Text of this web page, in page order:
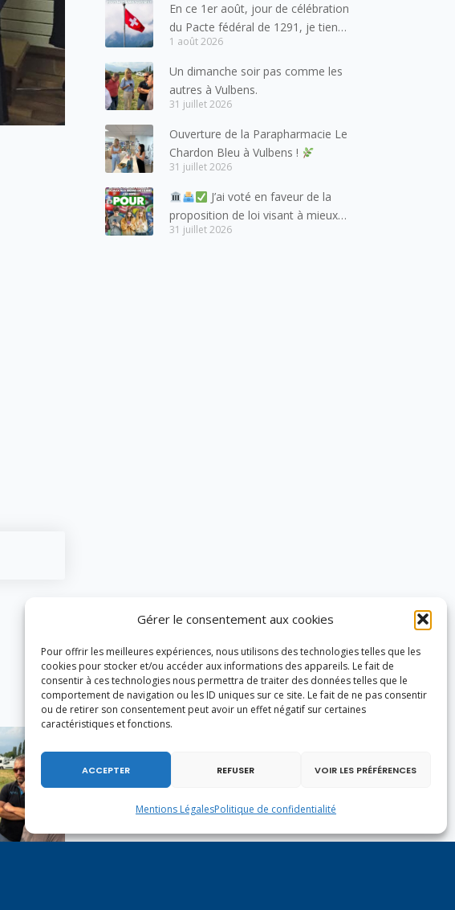
Gérer le consentement aux cookies
Pour offrir les meilleures expériences, nous utilisons des technologies telles que les
cookies pour stocker et/ou accéder aux informations des appareils. Le fait de
consentir à ces technologies nous permettra de traiter des données telles que le
comportement de navigation ou les ID uniques sur ce site. Le fait de ne pas consentir
ou de retirer son consentement peut avoir un effet négatif sur certaines
caractéristiques et fonctions.
ACCEPTER REFUSER VOIR LES PRÉFÉRENCES
Mentions LégalesPolitique de confidentialité
En ce 1er août, jour de célébration
du Pacte fédéral de 1291, je tiens
à adresser mes meilleures
salutations à nos voisins et amis
suisses, et plus particulièrement
aux habitants du bassin genevois
lesquels la Haute-Savoie
entretient des liens étroits et
quotidiens.
1 août 2026
Un dimanche soir pas comme les
autres à Vulbens.
31 juillet 2026
Ouverture de la Parapharmacie Le
Chardon Bleu à Vulbens !
31 juillet 2026
J’ai voté en faveur de la
proposition de loi visant à mieux
protéger les mineurs des risques
31 juillet 2026